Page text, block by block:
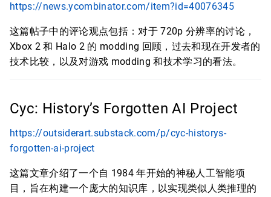
https://news.ycombinator.com/item?id=40076345
这篇帖子中的评论观点包括：对于 720p 分辨率的讨论，
Xbox 2 和 Halo 2 的 modding 回顾，过去和现在开发者的
技术比较，以及对游戏 modding 和技术学习的看法。
Cyc: History’s Forgotten AI Project
https://outsiderart.substack.com/p/cyc-historys-
forgotten-ai-project
这篇文章介绍了一个自 1984 年开始的神秘人工智能项
目，旨在构建一个庞大的知识库，以实现类似人类推理的